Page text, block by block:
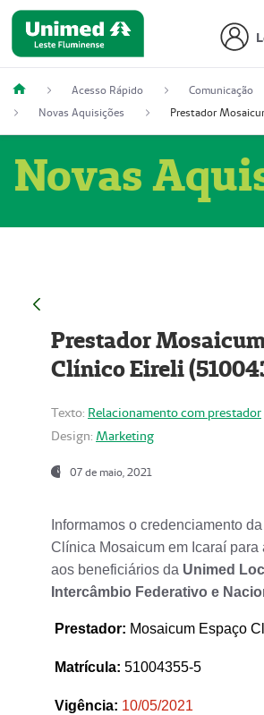
Acesso Rápido
Comunicação
Novas Aquisições
Novas
Prestador
Clínico Eireli
Texto: Relacionamento com prestador
Design: Marketing
07 de maio, 2021
Informamos o credenciamento
Clínica Mosaicum em Icaraí para
aos beneficiários da Unimed
Intercâmbio Federativo e
Prestador: Mosaicum Espaço
Matrícula: 51004355-5
Vigência: 10/05/2021